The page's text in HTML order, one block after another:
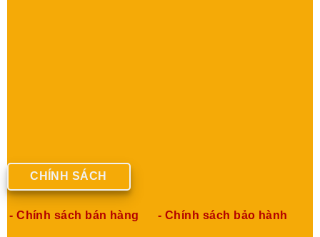
CHÍNH SÁCH
- Chính sách bán hàng - Chính sách bảo hành